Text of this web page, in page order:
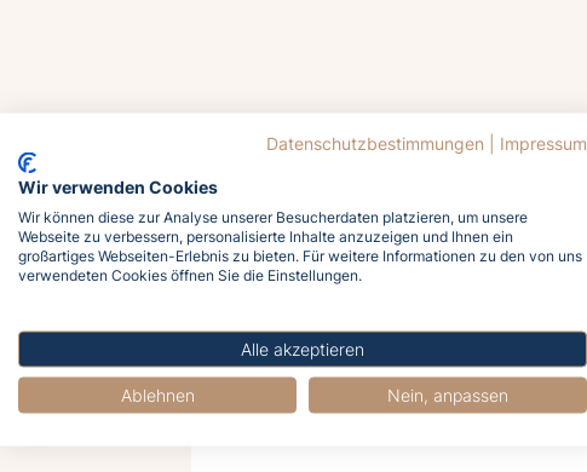
Datenschutzbestimmungen Impressum
Wir verwenden Cookies
Wir können diese zur Analyse unserer Besucherdaten platzieren, um unsere
Webseite zu verbessern, personalisierte Inhalte anzuzeigen und Ihnen ein
großartiges Webseiten-Erlebnis zu bieten. Für weitere Informationen zu den von uns
verwendeten Cookies öffnen Sie die Einstellungen.
Alle akzeptieren
Ablehnen Nein, anpassen